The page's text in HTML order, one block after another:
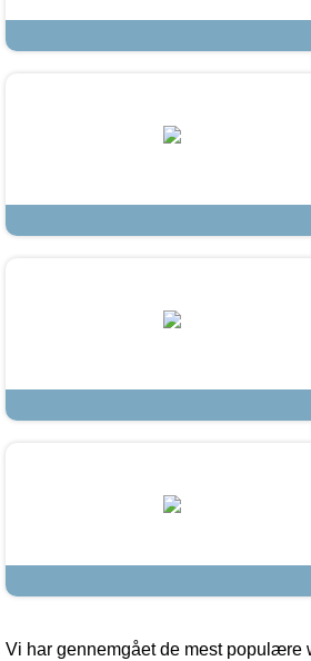
Vi har gennemgået de mest populære